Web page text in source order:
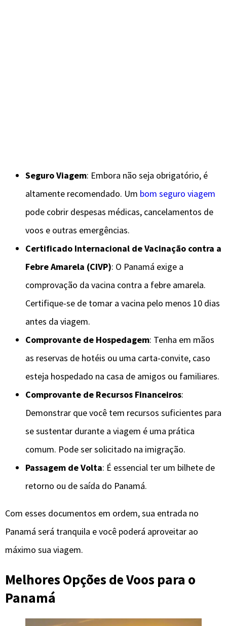
Seguro Viagem: Embora não seja obrigatório, é
altamente recomendado. Um bom seguro viagem
pode cobrir despesas médicas, cancelamentos de
voos e outras emergências.
Certificado Internacional de Vacinação contra a
Febre Amarela (CIVP): O Panamá exige a
comprovação da vacina contra a febre amarela.
Certifique-se de tomar a vacina pelo menos 10 dias
antes da viagem.
Comprovante de Hospedagem: Tenha em mãos
as reservas de hotéis ou uma carta-convite, caso
esteja hospedado na casa de amigos ou familiares.
Comprovante de Recursos Financeiros:
Demonstrar que você tem recursos suficientes para
se sustentar durante a viagem é uma prática
comum. Pode ser solicitado na imigração.
Passagem de Volta: É essencial ter um bilhete de
retorno ou de saída do Panamá.
Com esses documentos em ordem, sua entrada no
Panamá será tranquila e você poderá aproveitar ao
máximo sua viagem.
Melhores Opções de Voos para o
Panamá